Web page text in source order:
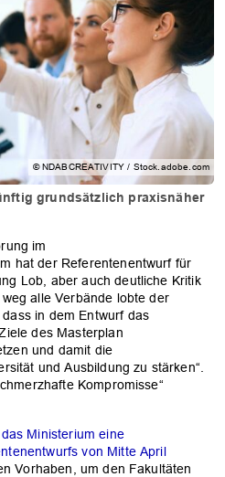
© NDABCREATIVITY / Stock.adobe.com
grundsätzlich praxisnäher
im
hat der Referentenentwurf für
Lob, aber auch deutliche Kritik
alle Verbände lobte der
in dem Entwurf das
des Masterplan
und damit die
und Ausbildung zu stärken“.
Kompromisse“
Ministerium eine
von Mitte April
Vorhaben, um den Fakultäten